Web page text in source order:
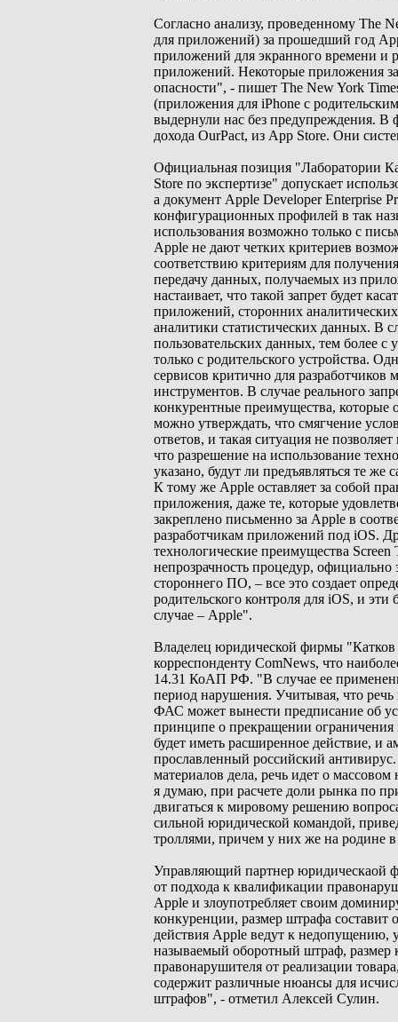
Согласно анализу, проведенному The
для приложений) за прошедший год
приложений для экранного времени и
приложений. Некоторые приложения
опасности", - пишет The New York
(приложения для iPhone с
выдернули нас без предупреждения. В
дохода OurPact, из App Store. Они
Официальная позиция "Лаборатории
Store по экспертизе" допускает
а документ Apple Developer Enterprise
конфигурационных профилей в так
использования возможно только с
Apple не дают четких критериев
соответствию критериям для
передачу данных, получаемых из
настаивает, что такой запрет будет
приложений, сторонних
аналитики статистических данных. В
пользовательских данных, тем более
только с родительского устройства.
сервисов критично для
инструментов. В случае реального
конкурентные преимущества, которые
можно утверждать, что смягчение
ответов, и такая ситуация не
что разрешение на использование
указано, будут ли предъявляться те
К тому же Apple оставляет за собой
приложения, даже те, которые
закреплено письменно за Apple в
разработчикам приложений под iOS.
технологические преимущества
непрозрачность процедур,
стороннего ПО, – все это создает
родительского контроля для iOS, и
случае – Apple".
Владелец юридической фирмы
корреспонденту ComNews, что
14.31 КоАП РФ. "В случае ее
период нарушения. Учитывая, что
ФАС может вынести предписание об
принципе о прекращении ограничения
будет иметь расширенное действие, и
прославленный российский
материалов дела, речь идет о
я думаю, при расчете доли рынка по
двигаться к мировому решению
сильной юридической командой,
троллями, причем у них же на
Управляющий партнер юридическаой
от подхода к квалификации
Apple и злоупотребляет своим
конкуренции, размер штрафа составит
действия Apple ведут к недопущению,
называемый оборотный штраф, размер
правонарушителя от реализации
содержит различные нюансы для
штрафов", - отметил Алексей Сулин.